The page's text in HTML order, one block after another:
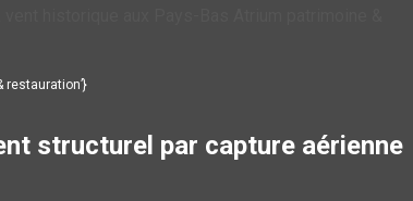
restauration’}
structurel par capture aérienne